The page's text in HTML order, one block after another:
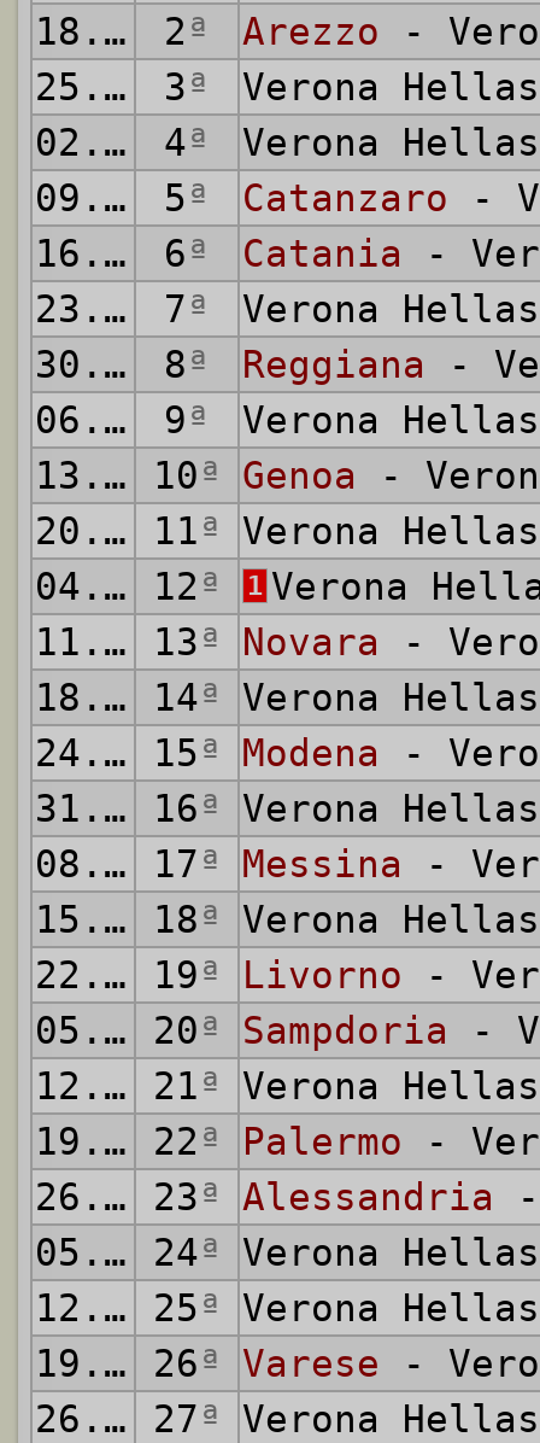
18.09.1966
2ª Arezzo -
25.09.1966
3ª
Verona
02.10.1966
4ª
Verona
09.10.1966
5ª Catanzaro -
16.10.1966
6ª Catania -
23.10.1966
7ª
Verona
30.10.1966
8ª Reggiana -
06.11.1966
9ª
Verona
13.11.1966
10ª Genoa -
20.11.1966
11ª
Verona
04.12.1966
12ª 1 Verona
11.12.1966
13ª Novara -
18.12.1966
14ª
Verona
24.12.1966
15ª Modena -
31.12.1966
16ª
Verona
08.01.1967
17ª Messina -
15.01.1967
18ª
Verona
22.01.1967
19ª Livorno -
05.02.1967
20ª Sampdoria -
12.02.1967
21ª
Verona
19.02.1967
22ª Palermo -
26.02.1967
23ª Alessandria
05.03.1967
24ª
Verona
12.03.1967
25ª
Verona
19.03.1967
26ª Varese -
26.03.1967
27ª
Verona